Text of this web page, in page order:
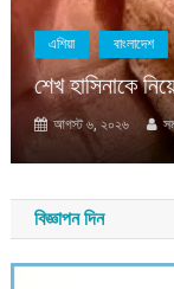
বাংলাদেশ
শেখ হাসিনাকে নিয়ে
আগস্ট ৬, ২০২৬ সময়
বিজ্ঞাপন দিন